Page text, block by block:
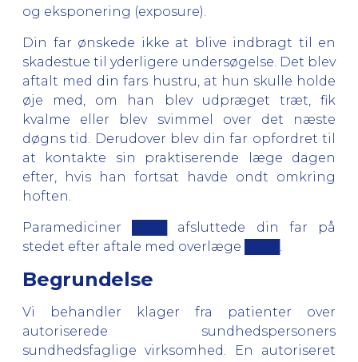
og eksponering (exposure).
Din far ønskede ikke at blive indbragt til en
skadestue til yderligere undersøgelse. Det blev
aftalt med din fars hustru, at hun skulle holde
øje med, om han blev udpræget træt, fik
kvalme eller blev svimmel over det næste
døgns tid. Derudover blev din far opfordret til
at kontakte sin praktiserende læge dagen
efter, hvis han fortsat havde ondt omkring
hoften.
Paramediciner ████ afsluttede din far på
stedet efter aftale med overlæge ████.
Begrundelse
Vi behandler klager fra patienter over
autoriserede sundhedspersoners
sundhedsfaglige virksomhed. En autoriseret